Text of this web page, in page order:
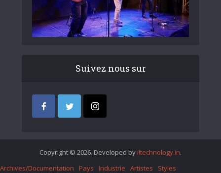
Suivez nous sur
Copyright © 2026. Developed by iItechnology.in.
Archives/Documentation
Pays Industrie Artistes Styles